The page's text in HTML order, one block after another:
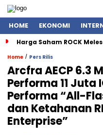
HOME EKONOMI
Harga Saham ROCK
Home / Pers Rilis
Arcfra AECP 6.3
Performa 11 Juta
Performa “All-
dan Ketahanan
Enterprise”